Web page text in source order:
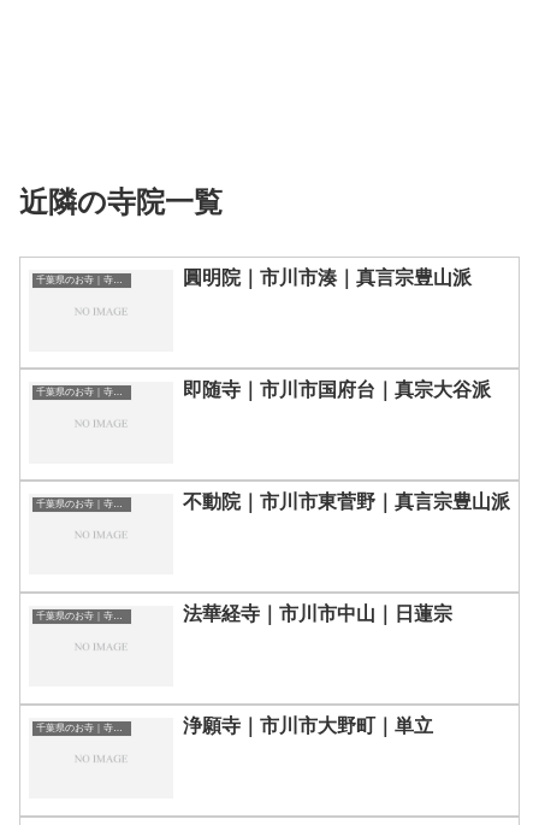
近隣の寺院一覧
千葉県のお寺｜寺院一覧 圓明院｜市川市湊｜真言宗豊山派
千葉県のお寺｜寺院一覧 即随寺｜市川市国府台｜真宗大谷派
千葉県のお寺｜寺院一覧 不動院｜市川市東菅野｜真言宗豊山派
千葉県のお寺｜寺院一覧 法華経寺｜市川市中山｜日蓮宗
千葉県のお寺｜寺院一覧 浄願寺｜市川市大野町｜単立